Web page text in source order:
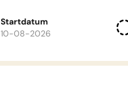
Startdatum
10-08-2026